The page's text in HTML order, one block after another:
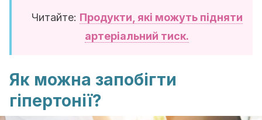
Читайте: Продукти, які можуть підняти
артеріальний тиск.
Як можна запобігти
гіпертонії?